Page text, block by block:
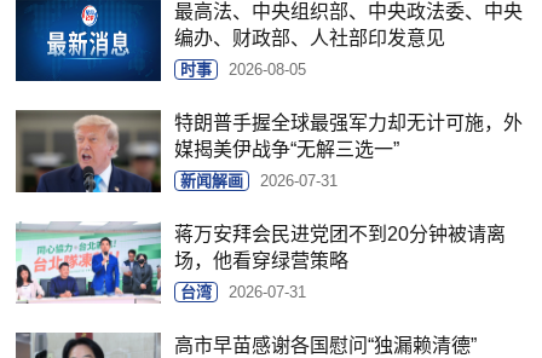
最高法、中央组织部、中央政法委、中央
编办、财政部、人社部印发意见
时事 2026-08-05
特朗普手握全球最强军力却无计可施，外
媒揭美伊战争“无解三选一”
新闻解画 2026-07-31
蒋万安拜会民进党团不到20分钟被请离
场，他看穿绿营策略
台湾 2026-07-31
高市早苗感谢各国慰问“独漏赖清德”